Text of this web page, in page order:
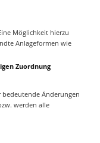
Möglichkeit hierzu
Anlageformen wie
Zuordnung
Änderungen
werden alle